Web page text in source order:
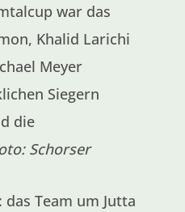
war das
Khalid Larichi
Meyer
Siegern
die
Schorser
Team um Jutta